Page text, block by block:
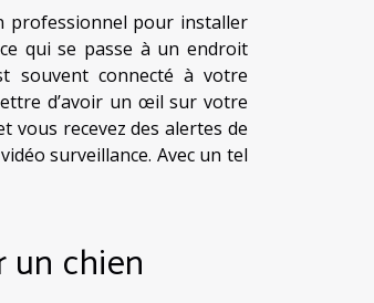
professionnel pour installer
qui se passe à un endroit
souvent connecté à votre
d’avoir un œil sur votre
vous recevez des alertes de
surveillance. Avec un tel
chien